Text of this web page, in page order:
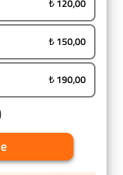
₺ 120,00
₺ 150,00
₺ 190,00